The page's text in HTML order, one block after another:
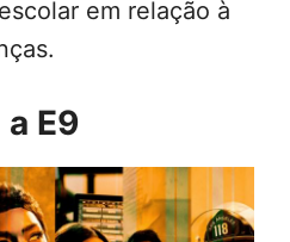
em relação à
a E9